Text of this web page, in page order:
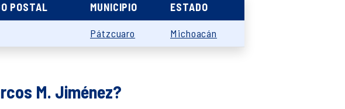
POSTAL MUNICIPIO ESTADO
Pátzcuaro Michoacán
M. Jiménez?